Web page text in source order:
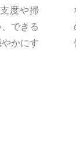
度や掃
できる
かにす